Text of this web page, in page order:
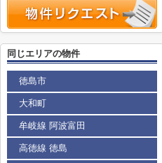
同じエリアの物件
徳島市
大和町
牟岐線 阿波富田
高徳線 徳島